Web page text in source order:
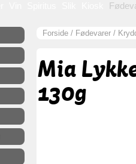
Forside / Fødevarer /
Mia
130g